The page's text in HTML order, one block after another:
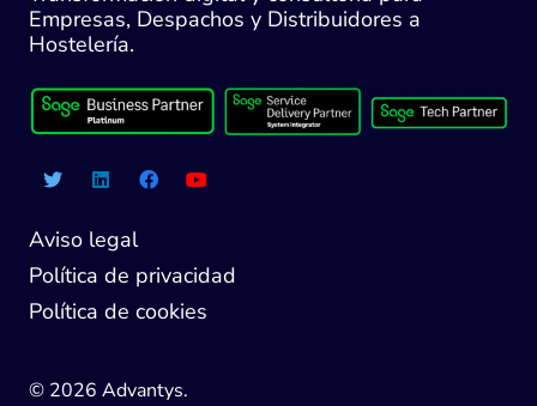
Empresas, Despachos y Distribuidores a
Hostelería.
Aviso legal
Política de privacidad
Política de cookies
© 2026 Advantys.